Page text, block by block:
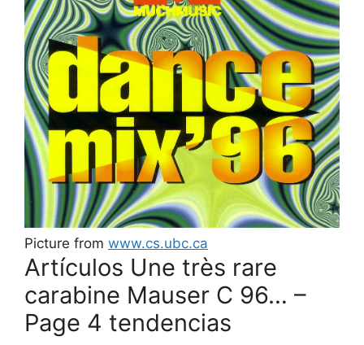
Picture from www.cs.ubc.ca
Artículos Une très rare
carabine Mauser C 96… –
Page 4 tendencias